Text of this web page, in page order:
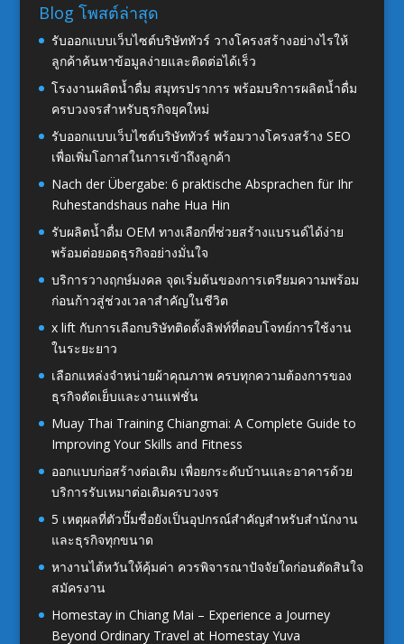
Blog โพสต์ล่าสุด
รับออกแบบเว็บไซต์บริษัททัวร์ วางโครงสร้างอย่างไรให้
ลูกค้าค้นหาข้อมูลง่ายและติดต่อได้เร็ว
โรงงานผลิตน้ำดื่ม สมุทรปราการ พร้อมบริการผลิตน้ำดื่ม
ครบวงจรสำหรับธุรกิจยุคใหม่
รับออกแบบเว็บไซต์บริษัททัวร์ พร้อมวางโครงสร้าง SEO
เพื่อเพิ่มโอกาสในการเข้าถึงลูกค้า
Nach der Übergabe: 6 praktische Absprachen für Ihr
Ruhestandshaus nahe Hua Hin
รับผลิตน้ำดื่ม OEM ทางเลือกที่ช่วยสร้างแบรนด์ได้ง่าย
พร้อมต่อยอดธุรกิจอย่างมั่นใจ
บริการวางฤกษ์มงคล จุดเริ่มต้นของการเตรียมความพร้อม
ก่อนก้าวสู่ช่วงเวลาสำคัญในชีวิต
x lift กับการเลือกบริษัทติดตั้งลิฟท์ที่ตอบโจทย์การใช้งาน
ในระยะยาว
เลือกแหล่งจำหน่ายผ้าคุณภาพ ครบทุกความต้องการของ
ธุรกิจตัดเย็บและงานแฟชั่น
Muay Thai Training Chiangmai: A Complete Guide to
Improving Your Skills and Fitness
ออกแบบก่อสร้างต่อเติม เพื่อยกระดับบ้านและอาคารด้วย
บริการรับเหมาต่อเติมครบวงจร
5 เหตุผลที่ตัวปั๊มชื่อยังเป็นอุปกรณ์สำคัญสำหรับสำนักงาน
และธุรกิจทุกขนาด
หางานไต้หวันให้คุ้มค่า ควรพิจารณาปัจจัยใดก่อนตัดสินใจ
สมัครงาน
Homestay in Chiang Mai – Experience a Journey
Beyond Ordinary Travel at Homestay Yuva